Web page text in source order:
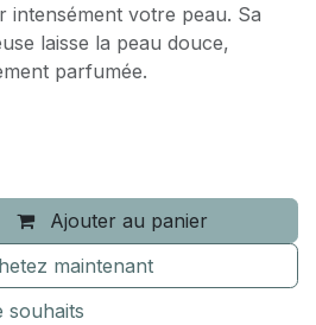
intensément votre peau. Sa
laisse la peau douce,
parfumée.
Ajouter au panier
maintenant
souhaits